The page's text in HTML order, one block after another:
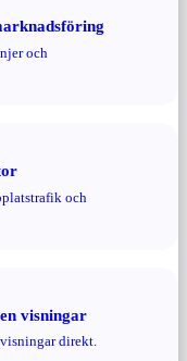
och
och
visningar
direkt.